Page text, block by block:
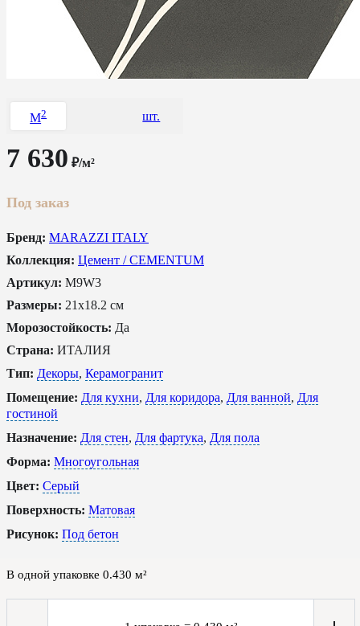
M2 шт.
7 630 ₽/м²
Под заказ
Бренд: MARAZZI ITALY
Коллекция: Цемент / CEMENTUM
Артикул: M9W3
Размеры: 21x18.2 см
Морозостойкость: Да
Страна: ИТАЛИЯ
Тип: Декоры, Керамогранит
Помещение: Для кухни, Для коридора, Для ванной, Для
гостиной
Назначение: Для стен, Для фартука, Для пола
Форма: Многоугольная
Цвет: Серый
Поверхность: Матовая
Рисунок: Под бетон
В одной упаковке 0.430 м²